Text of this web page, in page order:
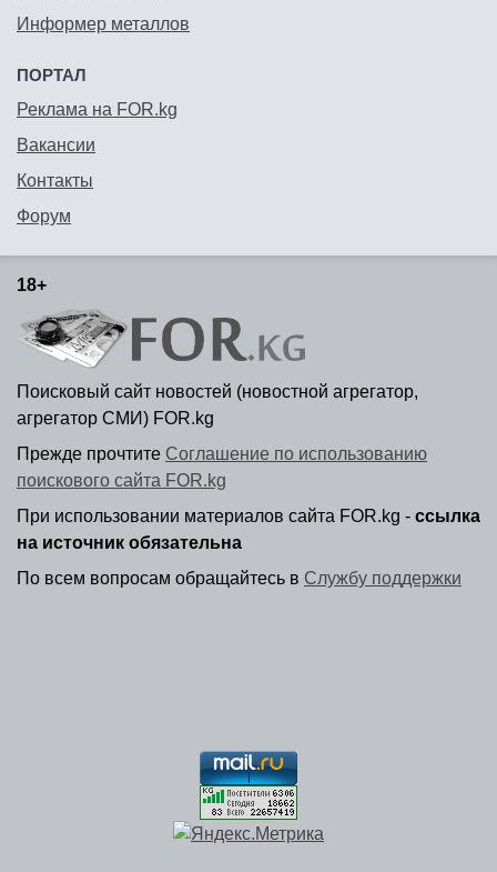
Информер металлов
ПОРТАЛ
Реклама на FOR.kg
Вакансии
Контакты
Форум
18+
Поисковый сайт новостей (новостной агрегатор,
агрегатор СМИ) FOR.kg
Прежде прочтите Соглашение по использованию
поискового сайта FOR.kg
При использовании материалов сайта FOR.kg - ссылка
на источник обязательна
По всем вопросам обращайтесь в Службу поддержки